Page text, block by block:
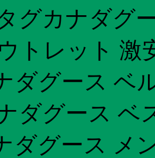
グカナダグ
トレット 激
ダグース ベ
ダグース ベ
ダグース メ